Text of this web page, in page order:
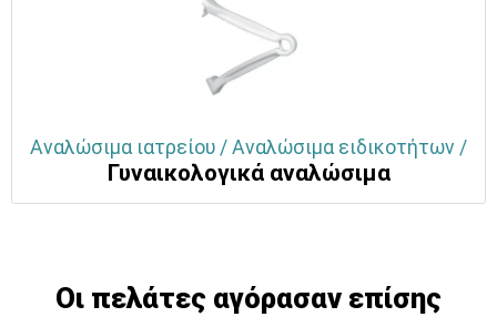
Αναλώσιμα ιατρείου / Αναλώσιμα ειδικοτήτων /
Γυναικολογικά αναλώσιμα
Οι πελάτες αγόρασαν επίσης